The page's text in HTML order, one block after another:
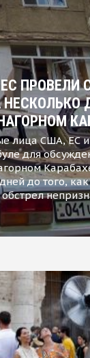
ПРОВЕЛИ
НЕСКОЛЬКО
лица США, ЕС и
для
до того, как